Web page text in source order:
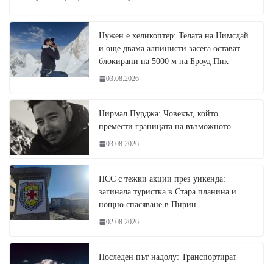
Нужен е хеликоптер: Телата на Нимсдай
и още двама алпинисти засега остават
блокирани на 5000 м на Броуд Пик
03.08.2026
Нирмал Пурджа: Човекът, който
премести границата на възможното
03.08.2026
ПСС с тежки акции през уикенда:
загинала туристка в Стара планина и
нощно спасяване в Пирин
02.08.2026
Последен път надолу: Транспортират